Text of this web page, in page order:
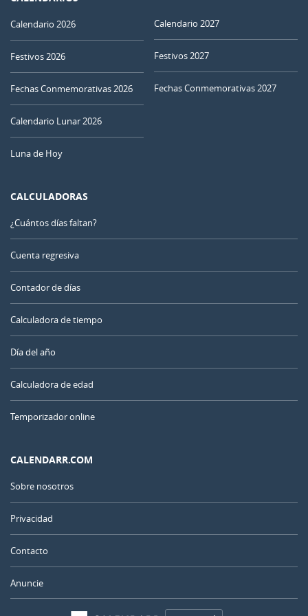
Calendario 2026
Festivos 2026
Fechas Conmemorativas 2026
Calendario Lunar 2026
Luna de Hoy
Calendario 2027
Festivos 2027
Fechas Conmemorativas 2027
CALCULADORAS
¿Cuántos días faltan?
Cuenta regresiva
Contador de días
Calculadora de tiempo
Día del año
Calculadora de edad
Temporizador online
CALENDARR.COM
Sobre nosotros
Privacidad
Contacto
Anuncie